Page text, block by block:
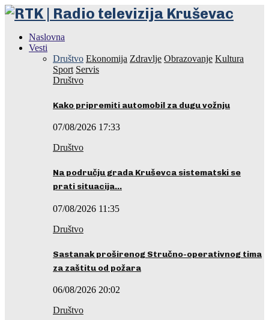
Naslovna
Vesti
Društvo Ekonomija Zdravlje Obrazovanje Kultura
Sport Servis
Društvo
Kako pripremiti automobil za dugu vožnju
07/08/2026 17:33
Društvo
Na području grada Kruševca sistematski se
prati situacija…
07/08/2026 11:35
Društvo
Sastanak proširenog Stručno-operativnog tima
za zaštitu od požara
06/08/2026 20:02
Društvo